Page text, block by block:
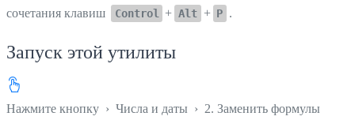
сочетания клавиш
Control + Alt + P .
Запуск этой утилиты
Нажмите кнопку › Числа и даты › 2. Заменить формулы